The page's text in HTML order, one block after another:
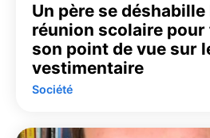
Un père se déshabille
réunion scolaire
son point de vue sur
vestimentaire
Société